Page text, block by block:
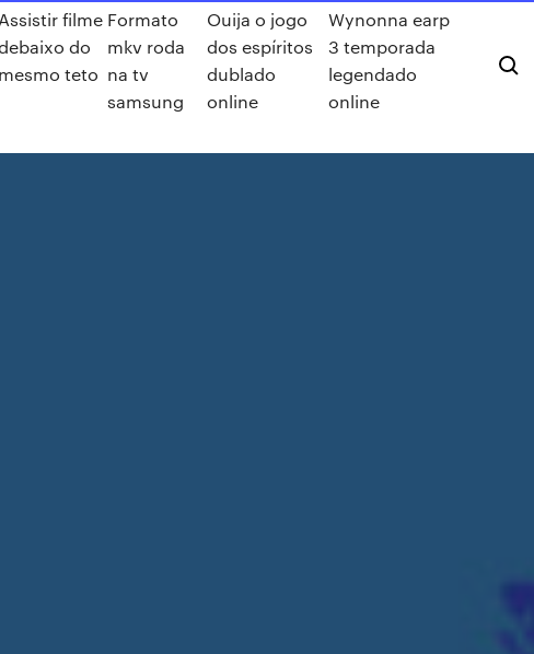
Assistir filme
do
mesmo teto
Formato
mkv roda
na tv
samsung
Ouija o jogo
dos espíritos
dublado
online
Wynonna earp
3 temporada
legendado
online